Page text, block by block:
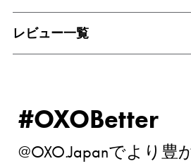
レビュー一覧tab inactive
#OXOBetter
@OXO.Japanでより豊